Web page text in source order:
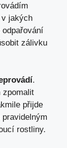
v jakých
zálivku
.
zpomalit
přijde
rostliny.